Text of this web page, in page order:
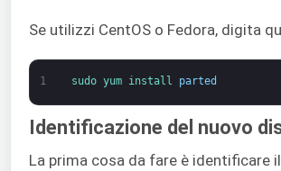
Se utilizzi CentOS o Fedora, digita
1 sudo yum install parted
Identificazione del nuovo
La prima cosa da fare è identificare